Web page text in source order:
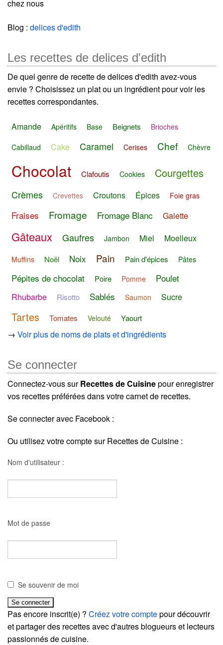
chez nous
Blog : delices d'edith
Les recettes de delices d'edith
De quel genre de recette de delices d'edith avez-vous
envie ? Choisissez un plat ou un ingrédient pour voir les
recettes correspondantes.
Amande Apéritifs Base Beignets Brioches
Cabillaud Cake Caramel Cerises Chef Chèvre
Chocolat Clafoutis Cookies Courgettes
Crèmes Crevettes Croutons Épices Foie gras
Fraises Fromage Fromage Blanc Galette
Gâteaux Gaufres Jambon Miel Moelleux
Muffins Noël Noix Pain Pain d'épices Pâtes
Pépites de chocolat Poire Pomme Poulet
Rhubarbe Risotto Sablés Saumon Sucre
Tartes Tomates Velouté Yaourt
→ Voir plus de noms de plats et d'ingrédients
Se connecter
Connectez-vous surRecettes de Cuisinepour enregistrer
vos recettes préférées dans votre carnet de recettes.
Se connecter avec Facebook :
Ou utilisez votre compte sur Recettes de Cuisine :
Nom d'utilisateur :
Mot de passe
Se souvenir de moi
Pas encore inscrit(e) ? Créez votre comptepour découvrir
et partager des recettes avec d'autres blogueurs et lecteurs
passionnés de cuisine.